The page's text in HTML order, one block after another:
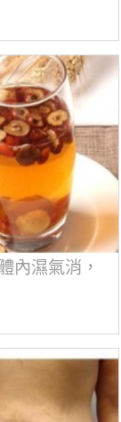
內濕氣消，